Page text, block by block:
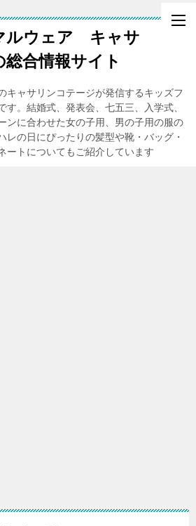
ルウェア キャサ
合情報サイト
キャサリンコテージが発信するキッズフ
す。結婚式、発表会、七五三、入学式、
ンに合わせた女の子用、男の子用の服の
レの日にぴったりの髪型や靴・バッグ・
ートについてもご紹介しています